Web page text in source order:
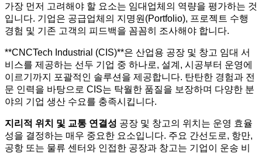
가장 먼저 고려해야 할 요소는 임대업체의 역량을 평가하는 것
입니다. 기업은 공급업체의 지명원(Portfolio), 프로젝트 수행
경험 및 기존 고객의 피드백을 꼼꼼히 조사해야 합니다.
**CNCTech Industrial (CIS)**은 산업용 공장 및 창고 임대 서
비스를 제공하는 선두 기업 중 하나로, 설계, 시공부터 운영에
이르기까지 포괄적인 솔루션을 제공합니다. 탄탄한 경험과 전
문 인력을 바탕으로 CIS는 탁월한 품질을 보장하며 다양한 분
야의 기업 생산 수요를 충족시킵니다.
지리적 위치 및 교통 연결성 공장 및 창고의 위치는 운영 효율
성을 결정하는 매우 중요한 요소입니다. 주요 간선도로, 항만,
공항 또는 물류 센터와 인접한 공장과 창고는 기업이 운송 비